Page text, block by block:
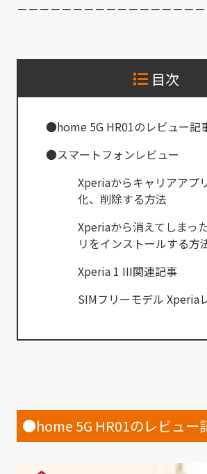
－－－－－－－－－－－－－－－－
目次
●home 5G HR01のレビュー記
●スマートフォンレビュー
Xperiaからキャリアアプ
化、削除する方法
Xperiaから消えてしまっ
リをインストールする方
Xperia 1 III関連記事
SIMフリーモデル Xperia
●home 5G HR01のレビュー